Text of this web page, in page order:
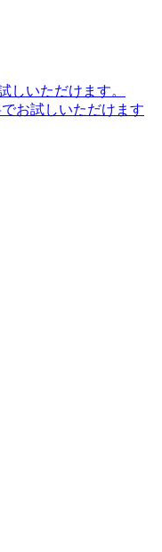
しいただけます。
お試しいただけます